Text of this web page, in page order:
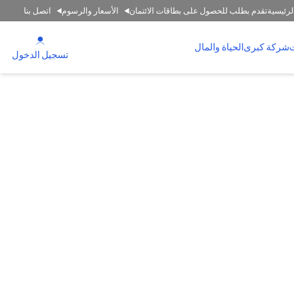
تقدم بطلب للحصول على بطاقات الائتمان الأسعار والرسوم اتصل بنا
شركة كبرىالحياة والمال
تسجيل الدخول